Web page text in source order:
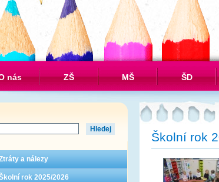
nás ZŠ MŠ ŠD
a nálezy
rok 2025/2026
Školní rok